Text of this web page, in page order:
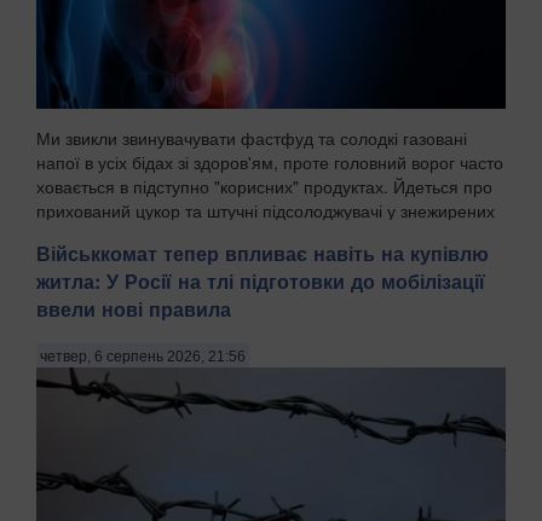
Ми звикли звинувачувати фастфуд та солодкі газовані
напої в усіх бідах зі здоров'ям, проте головний ворог часто
ховається в підступно "корисних" продуктах. Йдеться про
прихований цукор та штучні підсолоджувачі у знежирених
Військкомат тепер впливає навіть на купівлю
житла: У Росії на тлі підготовки до мобілізації
ввели нові правила
четвер, 6 серпень 2026, 21:56